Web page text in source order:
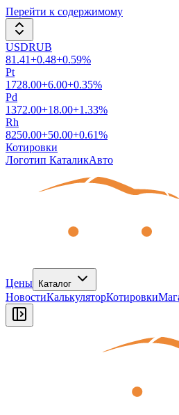
Перейти к содержимому
USDRUB
81.41+0.48+0.59%
Pt
1728.00+6.00+0.35%
Pd
1372.00+18.00+1.33%
Rh
8250.00+50.00+0.61%
Котировки
Логотип КаталикАвто
Цены Каталог
НовостиКалькуляторКотировки